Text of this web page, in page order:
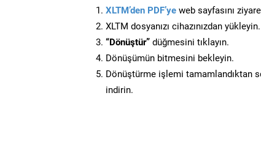
XLTM’den PDF’ye web sayfasını
XLTM dosyanızı cihazınızdan yükleyin.
“Dönüştür” düğmesini tıklayın.
Dönüşümün bitmesini bekleyin.
Dönüştürme işlemi tamamlandıktan
indirin.